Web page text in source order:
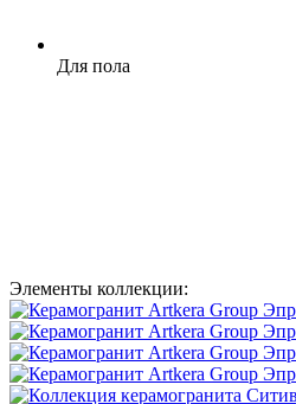
Для пола
Элементы коллекции: